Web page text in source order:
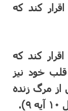
کند که
کند که
خود نیز
از مرگ زنده